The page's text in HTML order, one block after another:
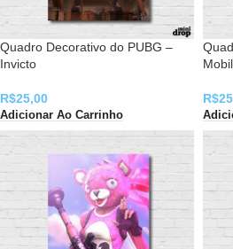
Quadro Decorativo do PUBG –
Invicto
R$25,00
Adicionar Ao Carrinho
R$